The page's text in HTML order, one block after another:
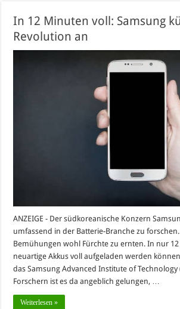
In 12 Minuten voll: Samsung
Revolution an
ANZEIGE - Der südkoreanische Konzern
umfassend in der Batterie-Branche zu
Bemühungen wohl Fürchte zu ernten. In nur
neuartige Akkus voll aufgeladen werden
das Samsung Advanced Institute of Technology
Forschern ist es da angeblich gelungen, …
Weiterlesen »